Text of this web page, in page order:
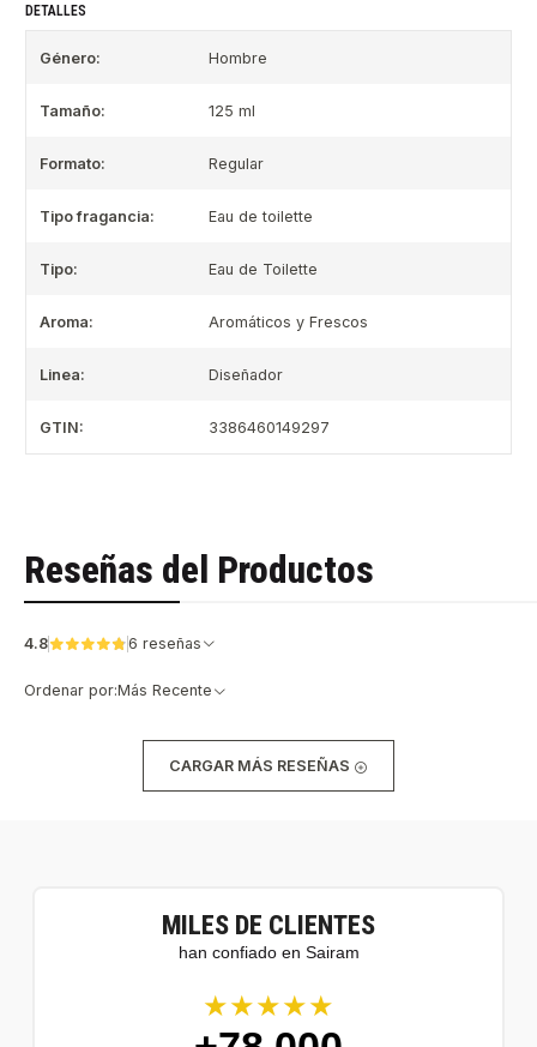
DETALLES
Género: Hombre
Tamaño: 125 ml
Formato: Regular
Tipo fragancia: Eau de toilette
Tipo: Eau de Toilette
Aroma: Aromáticos y Frescos
Linea: Diseñador
GTIN: 3386460149297
Reseñas del Productos
4.8 6 reseñas
Ordenar por:Más Recente
CARGAR MÁS RESEÑAS
MILES DE CLIENTES
han confiado en Sairam
★★★★★